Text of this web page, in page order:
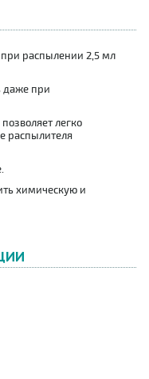
распылении 2,5 мл
даже при
легко
распылителя
химическую и